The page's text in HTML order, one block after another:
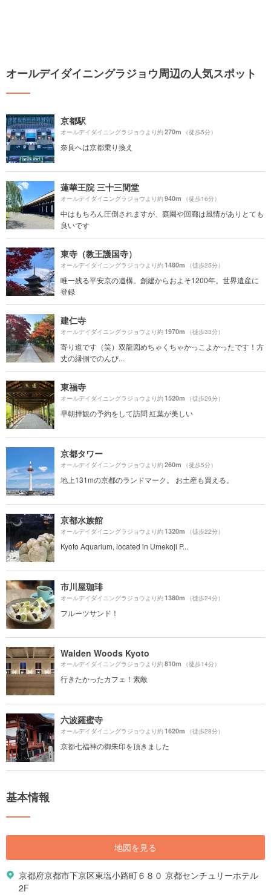
オールデイダイニングラジョウ周辺の人気スポット
京都駅
オールデイダイニングラジョウより約270m （徒歩5分）
奈良へは京都乗り換え
蓮華王院 三十三間堂
オールデイダイニングラジョウより約940m （徒歩16分）
中はもちろん圧倒されますが、庭園や回廊は風情がありとても
良いです
東寺（教王護国寺）
オールデイダイニングラジョウより約1480m （徒歩25分）
唯一残る平安京の遺構。創建からおよそ1200年。世界遺産に
登録
建仁寺
オールデイダイニングラジョウより約1970m （徒歩33分）
寄り道です（笑）双龍図めちゃくちゃかっこよかったです！方
丈の縁側でのんび...
東福寺
オールデイダイニングラジョウより約1520m （徒歩26分）
早朝拝観の予約をして訪問 紅葉が美しい
京都タワー
オールデイダイニングラジョウより約260m （徒歩5分）
地上131mの京都のランドマーク。 お土産も買える。
京都水族館
オールデイダイニングラジョウより約1320m （徒歩22分）
Kyoto Aquarium, located in Umekoji P...
市川屋珈琲
オールデイダイニングラジョウより約1380m （徒歩24分）
フルーツサンド！
Walden Woods Kyoto
オールデイダイニングラジョウより約810m （徒歩14分）
行きたかったカフェ！素敵
六波羅蜜寺
オールデイダイニングラジョウより約1620m （徒歩28分）
京都七福神の御朱印を頂きました
基本情報
地図を見る
京都府京都市下京区東塩小路町６８０ 京都センチュリーホテル
2F